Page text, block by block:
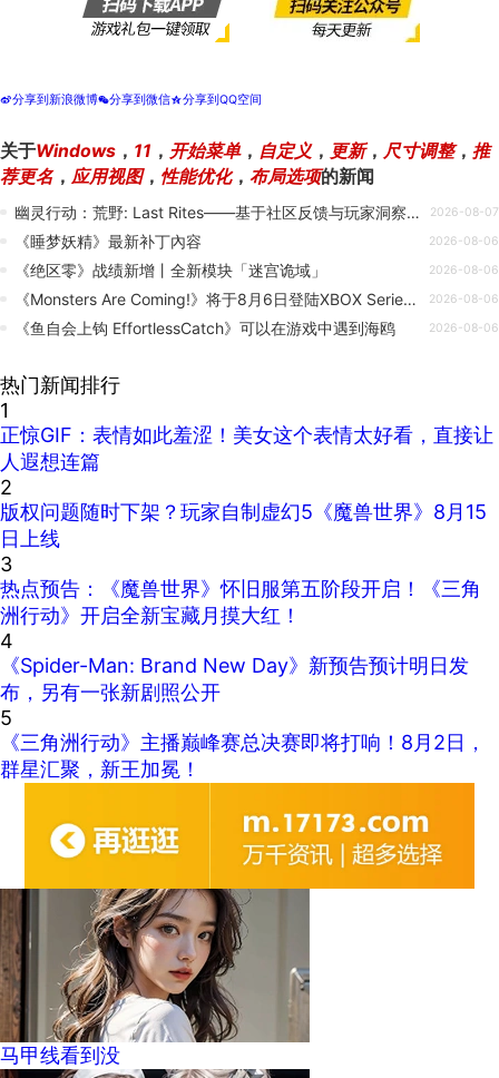
t分享到新浪微博w分享到微信z分享到QQ空间
关于Windows ， 11 ， 开始菜单， 自定义， 更新， 尺寸调整， 推
荐更名， 应用视图， 性能优化， 布局选项的新闻
幽灵行动：荒野: Last Rites——基于社区反馈与玩家洞察的大型免费更新上线 2026-08-07
《睡梦妖精》最新补丁內容 2026-08-06
《绝区零》战绩新增丨全新模块「迷宫诡域」 2026-08-06
《Monsters Are Coming!》将于8月6日登陆XBOX Series X|S——挑战者专属更新同步上线 2026-08-06
《鱼自会上钩 EffortlessCatch》可以在游戏中遇到海鸥 2026-08-06
热门新闻排行
1
正惊GIF：表情如此羞涩！美女这个表情太好看，直接让
人遐想连篇
2
版权问题随时下架？玩家自制虚幻5《魔兽世界》8月15
日上线
3
热点预告：《魔兽世界》怀旧服第五阶段开启！《三角
洲行动》开启全新宝藏月摸大红！
4
《Spider-Man: Brand New Day》新预告预计明日发
布，另有一张新剧照公开
5
《三角洲行动》主播巅峰赛总决赛即将打响！8月2日，
群星汇聚，新王加冕！
马甲线看到没